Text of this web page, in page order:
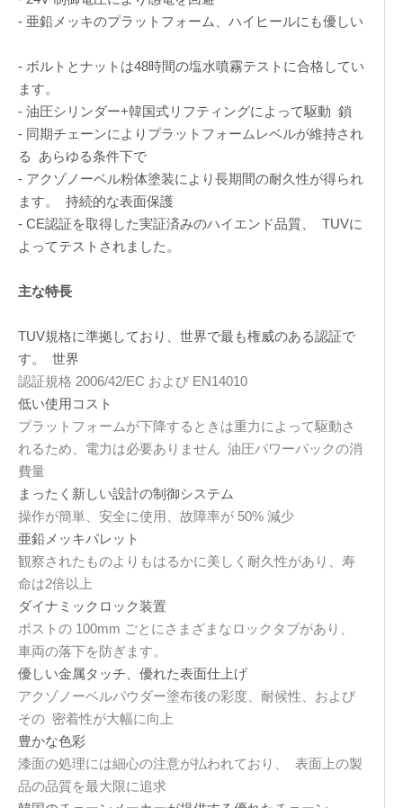
- 亜鉛メッキのプラットフォーム、ハイヒールにも優しい
- ボルトとナットは48時間の塩水噴霧テストに合格してい
ます。
- 油圧シリンダー+韓国式リフティングによって駆動 鎖
- 同期チェーンによりプラットフォームレベルが維持され
る あらゆる条件下で
- アクゾノーベル粉体塗装により長期間の耐久性が得られ
ます。 持続的な表面保護
- CE認証を取得した実証済みのハイエンド品質、 TUVに
よってテストされました。
主な特長
TUV規格に準拠しており、世界で最も権威のある認証で
す。 世界
認証規格 2006/42/EC および EN14010
低い使用コスト
プラットフォームが下降するときは重力によって駆動さ
れるため、電力は必要ありません 油圧パワーパックの消
費量
まったく新しい設計の制御システム
操作が簡単、安全に使用、故障率が 50% 減少
亜鉛メッキパレット
観察されたものよりもはるかに美しく耐久性があり、寿
命は2倍以上
ダイナミックロック装置
ポストの 100mm ごとにさまざまなロックタブがあり、
車両の落下を防ぎます。
優しい金属タッチ、優れた表面仕上げ
アクゾノーベルパウダー塗布後の彩度、耐候性、および
その 密着性が大幅に向上
豊かな色彩
漆面の処理には細心の注意が払われており、 表面上の製
品の品質を最大限に追求